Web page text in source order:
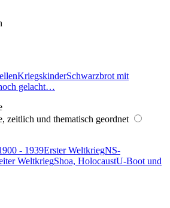
KriegskinderSchwarzbrot mit
gelacht…
zeitlich und thematisch geordnet
- 1939Erster WeltkriegNS-
WeltkriegShoa, HolocaustU-Boot und